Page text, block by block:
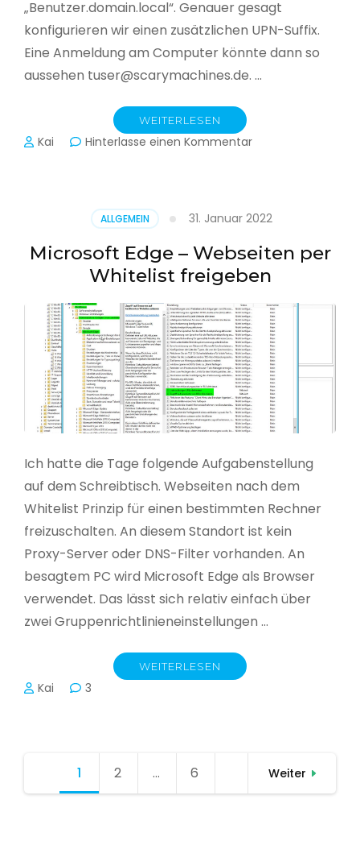
„Benutzer.domain.local“. Genauer gesagt
konfigurieren wir einen zusätzlichen UPN-Suffix.
Eine Anmeldung am Computer könnte dann so
aussehen tuser@scarymachines.de. …
WEITERLESEN
Kai Hinterlasse einen Kommentarzu
(UPN)
im
Active
Directory
ALLGEMEIN 31. Januar 2022
Microsoft Edge – Webseiten per
Whitelist freigeben
Ich hatte die Tage folgende Aufgabenstellung
auf dem Schreibtisch. Webseiten nach dem
Whitelist Prinzip für einen bestimmten Rechner
freizuschalten. An diesem Standort ist kein
Proxy-Server oder DNS-Filter vorhanden. An
besagtem PC wird Microsoft Edge als Browser
verwendet. Das lässt sich relativ einfach über
zwei Gruppenrichtlinieneinstellungen …
WEITERLESEN
Kai 3
Seitennummerierung
1 Seite
2 … Seite
6 Weiter